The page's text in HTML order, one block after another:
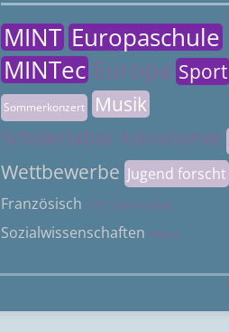
MINT Europaschule
MINTec Europa Sport
Sommerkonzert
Musik
Schülerlabor Astronomie
Wettbewerbe Jugend forscht
Französisch CFG Sommerfest
Sozialwissenschaften Abitur